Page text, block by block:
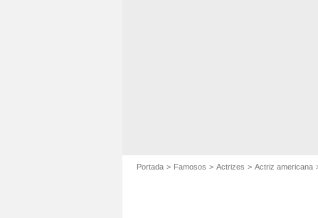
Portada Famosos Actrizes Actriz americana